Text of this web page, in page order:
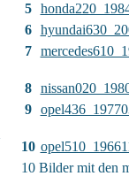
5
6
7
8
9
10
10 Bilder mit den